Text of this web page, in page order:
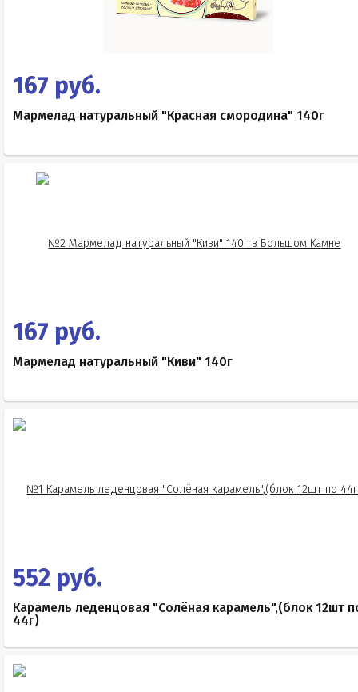
167 руб.
Мармелад натуральный "Красная смородина" 140г
167 руб.
Мармелад натуральный "Киви" 140г
552 руб.
Карамель леденцовая "Солёная карамель",(блок 12шт
44г)